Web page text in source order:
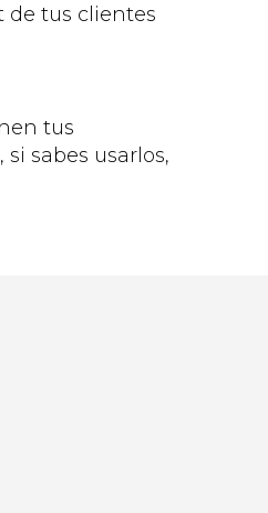
de tus clientes
tus
sabes usarlos,